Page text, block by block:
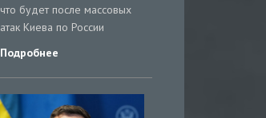
что будет после массовых
атак Киева по России
Подробнее